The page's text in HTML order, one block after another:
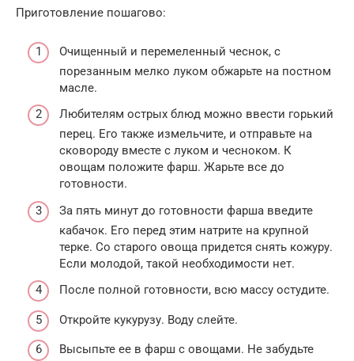
Приготовление пошагово:
Очищенный и перемеленный чеснок, с
порезанным мелко луком обжарьте на постном
масле.
Любителям острых блюд можно ввести горький
перец. Его также измельчите, и отправьте на
сковороду вместе с луком и чесноком. К
овощам положите фарш. Жарьте все до
готовности.
За пять минут до готовности фарша введите
кабачок. Его перед этим натрите на крупной
терке. Со старого овоща придется снять кожуру.
Если молодой, такой необходимости нет.
После полной готовности, всю массу остудите.
Откройте кукурузу. Воду слейте.
Высыпьте ее в фарш с овощами. Не забудьте